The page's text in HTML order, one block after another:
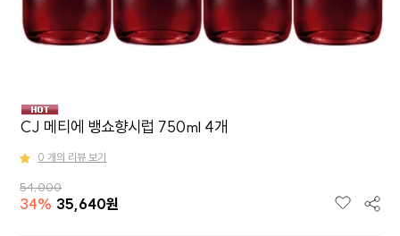
CJ 메티에 뱅쇼향시럽 750ml 4개
0 개의 리뷰 보기
54,000
34% 35,640원